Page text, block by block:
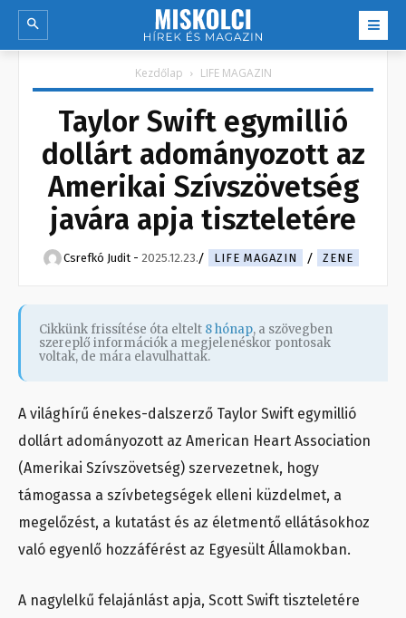
Kezdőlap LIFE MAGAZIN
Taylor Swift egymillió
dollárt adományozott az
Amerikai Szívszövetség
javára apja tiszteletére
Csrefkó Judit - 2025.12.23. LIFE MAGAZIN ZENE
Cikkünk frissítése óta eltelt 8 hónap, a szövegben
szereplő információk a megjelenéskor pontosak
voltak, de mára elavulhattak.
A világhírű énekes-dalszerző Taylor Swift egymillió
dollárt adományozott az American Heart Association
(Amerikai Szívszövetség) szervezetnek, hogy
támogassa a szívbetegségek elleni küzdelmet, a
megelőzést, a kutatást és az életmentő ellátásokhoz
való egyenlő hozzáférést az Egyesült Államokban.
A nagylelkű felajánlást apja, Scott Swift tiszteletére